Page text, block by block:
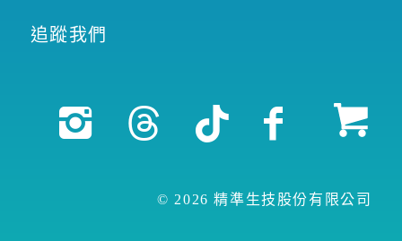
追蹤我們
© 2026 精準生技股份有限公司